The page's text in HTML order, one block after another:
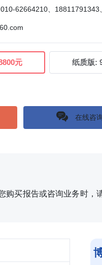
62664210、18811791343
元 纸质版:
在线咨
买报告或咨询业务时，